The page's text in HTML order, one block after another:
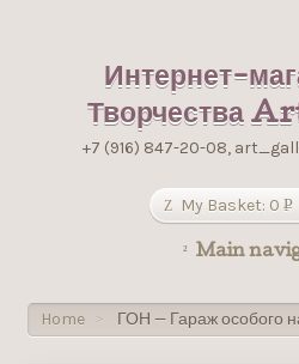
Интернет-
Творчества
+7 (916) 847-20-08,
My Basket: 0Р
Main
Home > ГОН — Гараж особого